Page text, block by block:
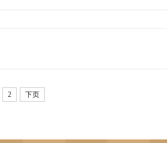
2 下页